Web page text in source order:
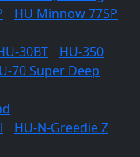
HU Minnow 77SP
30BT HU-350
70 Super Deep
HU-N-Greedie Z